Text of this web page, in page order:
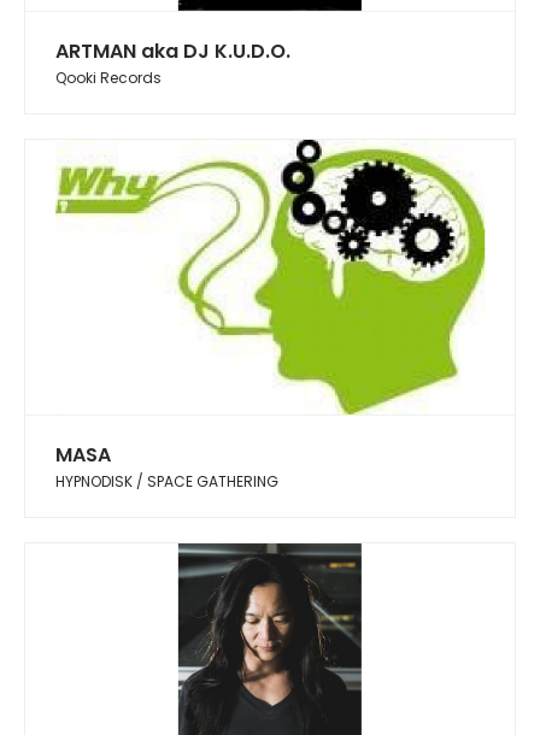
ARTMAN aka DJ K.U.D.O.
Qooki Records
MASA
HYPNODISK / SPACE GATHERING